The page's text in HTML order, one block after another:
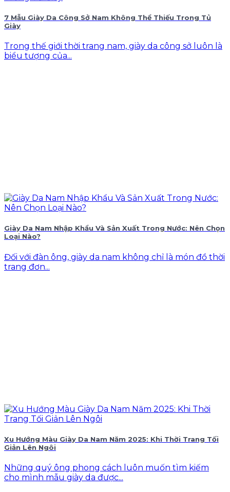
7 Mẫu Giày Da Công Sở Nam Không Thể Thiếu Trong Tủ
Giày
Trong thế giới thời trang nam, giày da công sở luôn là
biểu tượng của...
Giày Da Nam Nhập Khẩu Và Sản Xuất Trong Nước: Nên Chọn
Loại Nào?
Đối với đàn ông, giày da nam không chỉ là món đồ thời
trang đơn...
Xu Hướng Màu Giày Da Nam Năm 2025: Khi Thời Trang Tối
Giản Lên Ngôi
Những quý ông phong cách luôn muốn tìm kiếm
cho mình mẫu giày da được...